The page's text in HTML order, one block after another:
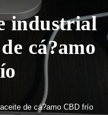
industrial
cá?amo
de cá?amo CBD frío